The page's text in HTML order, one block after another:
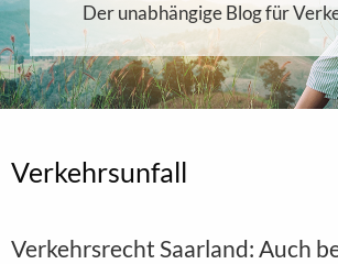
Der unabhängige Blog für
Verkehrsunfall
Verkehrsrecht Saarland: Auch